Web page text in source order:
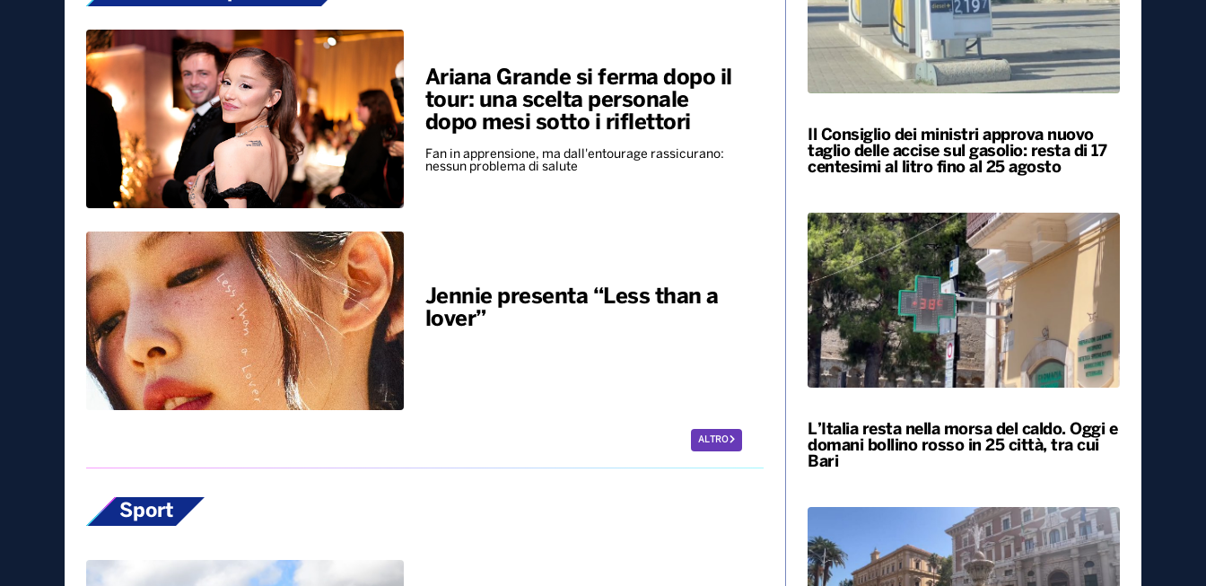
Ariana Grande si ferma dopo il
tour: una scelta personale
dopo mesi sotto i riflettori
Fan in apprensione, ma dall'entourage rassicurano:
nessun problema di salute
Jennie presenta “Less than a
lover”
ALTRO
Sport
Il Consiglio dei ministri approva nuovo
taglio delle accise sul gasolio: resta di 17
centesimi al litro fino al 25 agosto
L’Italia resta nella morsa del caldo. Oggi e
domani bollino rosso in 25 città, tra cui
Bari